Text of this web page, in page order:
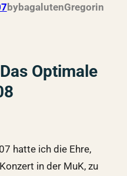
bybagalutenGregorin
Optimale
hatte ich die Ehre,
in der MuK, zu